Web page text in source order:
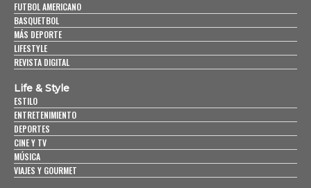
FUTBOL AMERICANO
BASQUETBOL
MÁS DEPORTE
LIFESTYLE
REVISTA DIGITAL
Life & Style
ESTILO
ENTRETENIMIENTO
DEPORTES
CINE Y TV
MÚSICA
VIAJES Y GOURMET